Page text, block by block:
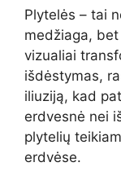
Plytelės – tai
medžiaga,
vizualiai
išdėstymas,
iliuziją, kad
erdvesnė nei
plytelių
erdvėse.